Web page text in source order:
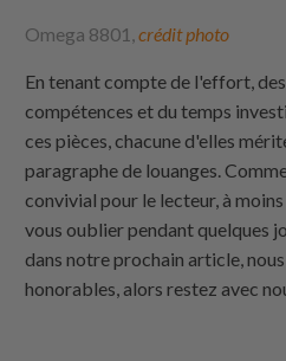
Omega 8801,crédit photo
En tenant compte de l'effort,
compétences et du temps
ces pièces, chacune d'elles
paragraphe de louanges.
convivial pour le lecteur, à
vous oublier pendant quelques
dans notre prochain article,
honorables, alors restez avec